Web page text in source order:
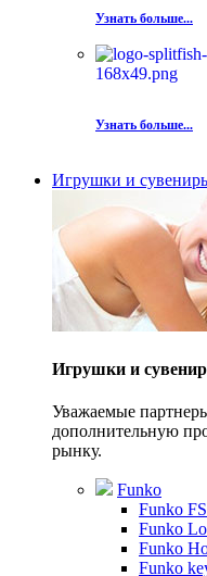
Узнать больше...
Узнать больше...
Игрушки и
Игрушки и
Уважаемые
дополнительную
рынку.
Funko
Funko
Funko
Funko
Funko